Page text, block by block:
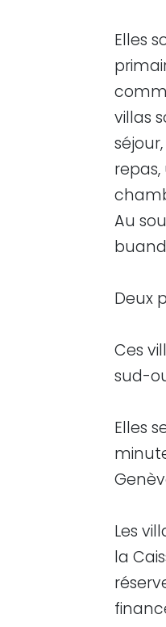
Elles
villas
Au
Deux
Ces
sud-
Elles
Les
la